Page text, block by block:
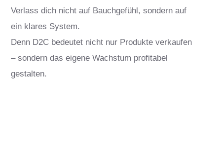
Verlass dich nicht auf Bauchgefühl, sondern auf
ein klares System.
Denn D2C bedeutet nicht nur Produkte verkaufen
– sondern das eigene Wachstum profitabel
gestalten.